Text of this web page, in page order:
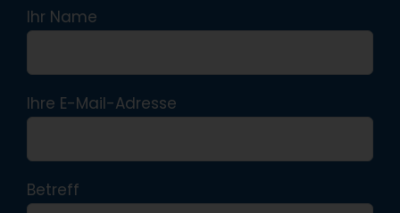
Ihr Name
Ihre E-Mail-Adresse
Betreff